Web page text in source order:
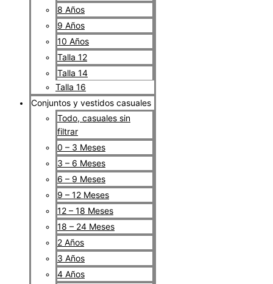
8 Años
9 Años
10 Años
Talla 12
Talla 14
Talla 16
Conjuntos y vestidos casuales
Todo, casuales sin
filtrar
0 – 3 Meses
3 – 6 Meses
6 – 9 Meses
9 – 12 Meses
12 – 18 Meses
18 – 24 Meses
2 Años
3 Años
4 Años